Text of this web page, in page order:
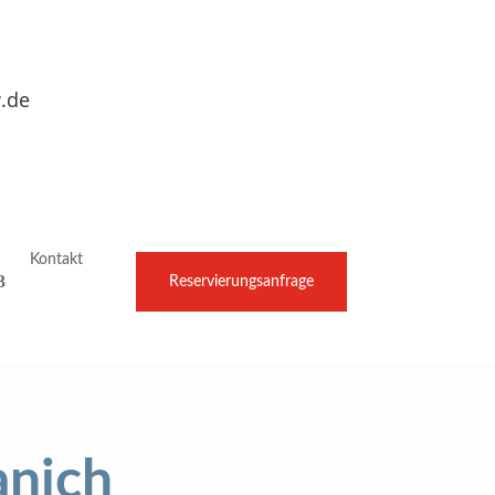
Kontakt
Reservierungsanfrage